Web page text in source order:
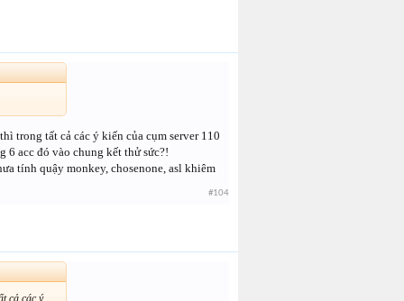
trong tất cả các ý kiến của cụm server 110
6 acc đó vào chung kết thử sức?!
tính quậy monkey, chosenone, asl khiêm
#104
cả các ý